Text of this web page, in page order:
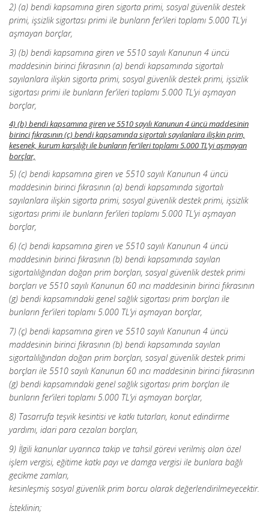
2) (a) bendi kapsamına giren sigorta primi, sosyal güvenlik destek
primi, işsizlik sigortası primi ile bunların fer’ileri toplamı 5.000 TL’yi
aşmayan borçlar,
3) (b) bendi kapsamına giren ve 5510 sayılı Kanunun 4 üncü
maddesinin birinci fıkrasının (a) bendi kapsamında sigortalı
sayılanlara ilişkin sigorta primi, sosyal güvenlik destek primi, işsizlik
sigortası primi ile bunların fer’ileri toplamı 5.000 TL’yi aşmayan
borçlar,
4) (b) bendi kapsamına giren ve 5510 sayılı Kanunun 4 üncü maddesinin
birinci fıkrasının (c) bendi kapsamında sigortalı sayılanlara ilişkin prim,
kesenek, kurum karşılığı ile bunların fer’ileri toplamı 5.000 TL’yi aşmayan
borçlar,
5) (c) bendi kapsamına giren ve 5510 sayılı Kanunun 4 üncü
maddesinin birinci fıkrasının (a) bendi kapsamında sigortalı
sayılanlara ilişkin sigorta primi, sosyal güvenlik destek primi, işsizlik
sigortası primi ile bunların fer’ileri toplamı 5.000 TL’yi aşmayan
borçlar,
6) (c) bendi kapsamına giren ve 5510 sayılı Kanunun 4 üncü
maddesinin birinci fıkrasının (b) bendi kapsamında sayılan
sigortalılığından doğan prim borçları, sosyal güvenlik destek primi
borçları ve 5510 sayılı Kanunun 60 ıncı maddesinin birinci fıkrasının
(g) bendi kapsamındaki genel sağlık sigortası prim borçları ile
bunların fer’ileri toplamı 5.000 TL’yi aşmayan borçlar,
7) (ç) bendi kapsamına giren ve 5510 sayılı Kanunun 4 üncü
maddesinin birinci fıkrasının (b) bendi kapsamında sayılan
sigortalılığından doğan prim borçları, sosyal güvenlik destek primi
borçları ile 5510 sayılı Kanunun 60 ıncı maddesinin birinci fıkrasının
(g) bendi kapsamındaki genel sağlık sigortası prim borçları ile
bunların fer’ileri toplamı 5.000 TL’yi aşmayan borçlar,
8) Tasarrufa teşvik kesintisi ve katkı tutarları, konut edindirme
yardımı, idari para cezaları borçları,
9) İlgili kanunlar uyarınca takip ve tahsil görevi verilmiş olan özel
işlem vergisi, eğitime katkı payı ve damga vergisi ile bunlara bağlı
gecikme zamları,
kesinleşmiş sosyal güvenlik prim borcu olarak değerlendirilmeyecektir.
İsteklinin;